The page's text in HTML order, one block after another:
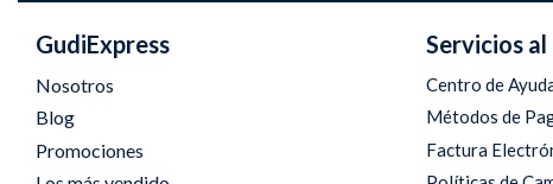
GudiExpress
Nosotros
Blog
Promociones
Servicios
Centro de
Métodos de
Factura